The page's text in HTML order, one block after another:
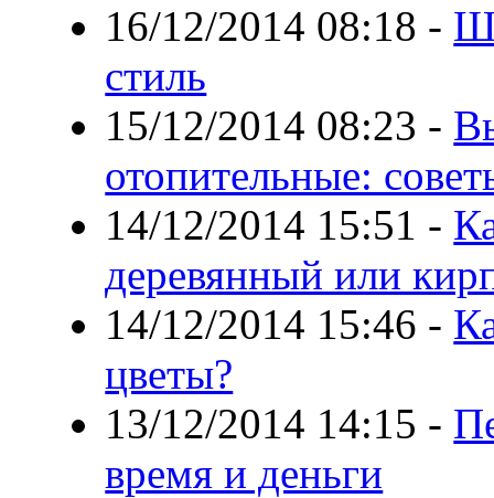
16/12/2014 08:18 -
стиль
15/12/2014 08:23 -
отопительные:
14/12/2014 15:51 -
деревянный или
14/12/2014 15:46 -
цветы?
13/12/2014 14:15 -
время и деньги